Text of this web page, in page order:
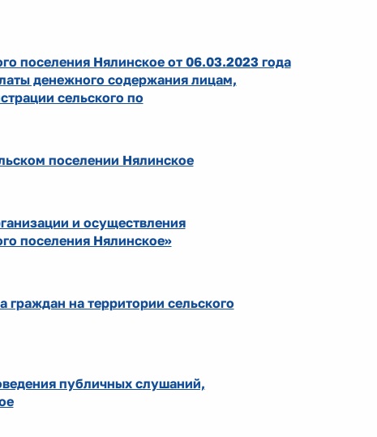
поселения Нялинское от 06.03.2023 года
денежного содержания лицам,
сельского по
поселении Нялинское
и осуществления
поселения Нялинское»
на территории сельского
публичных слушаний,